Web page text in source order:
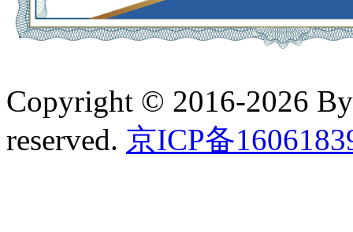
Copyright © 2016-2026
reserved. 京ICP备